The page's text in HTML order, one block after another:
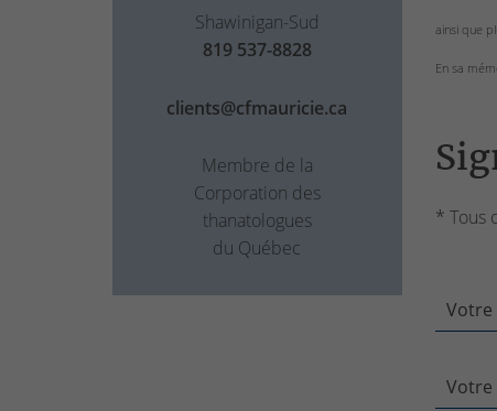
Shawinigan-Sud
819 537-8828
clients@cfmauricie.ca
Membre de la
Corporation des
thanatologues
du Québec
ainsi que
En sa
* Tous